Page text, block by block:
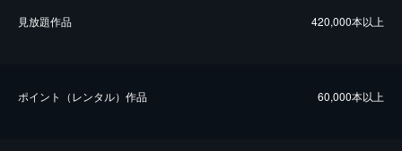
⾒放題作品 420,000本以上
ポイント（レンタル）作品 60,000本以上